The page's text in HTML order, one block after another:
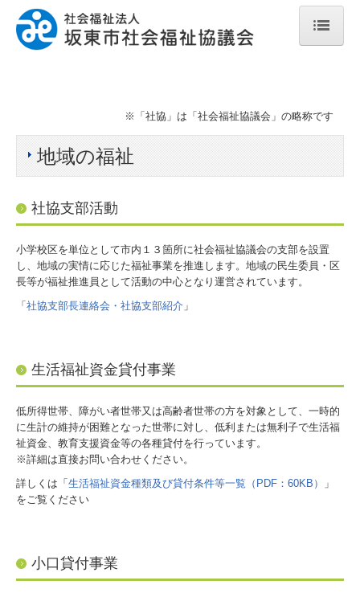
定款
事業報告・決算
地域福祉活動計画
施設案内
障がいのある方へ
子育て・教育
ボランティア
地域の福祉
広報紙
※「社協」は「社会福祉協議会」の略称です
地域の福祉
社協支部活動
小学校区を単位として市内１３箇所に社会福祉協議会の支部を設置
し、地域の実情に応じた福祉事業を推進します。地域の民生委員・区
長等が福祉推進員として活動の中心となり運営されています。
「 社協支部長連絡会・社協支部紹介 」
生活福祉資金貸付事業
低所得世帯、障がい者世帯又は高齢者世帯の方を対象として、一時的
に生計の維持が困難となった世帯に対し、低利または無利子で生活福
祉資金、教育支援資金等の各種貸付を行っています。
※詳細は直接お問い合わせください。
詳しくは「 生活福祉資金種類及び貸付条件等一覧（PDF：60KB）
」
をご覧ください
小口貸付事業